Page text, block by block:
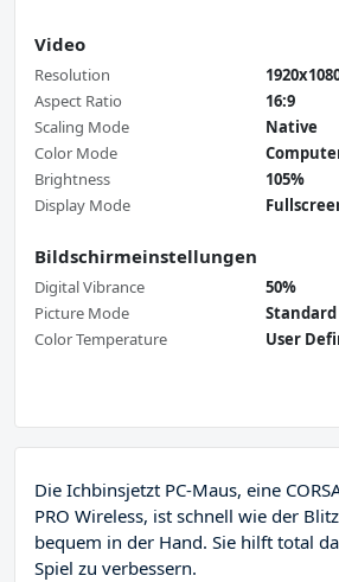
Video
Resolution
Aspect Ratio
16:9
Scaling Mode
Native
Color Mode
Brightness
105%
Display Mode
Bildschirmeinstellungen
Digital Vibrance
50%
Picture Mode
Standard
Color Temperature
User
Die Ichbinsjetzt PC-Maus, eine
PRO Wireless, ist schnell wie der
bequem in der Hand. Sie hilft total
Spiel zu verbessern.